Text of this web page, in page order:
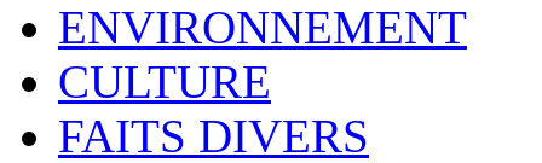
ENVIRONNEMENT
CULTURE
FAITS DIVERS